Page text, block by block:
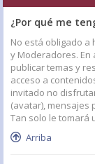
¿Por qué me
No está obligado a
y Moderadores.
publicar temas y
acceso a
invitado no
(avatar), mensajes
Tan solo le tomará
Arriba